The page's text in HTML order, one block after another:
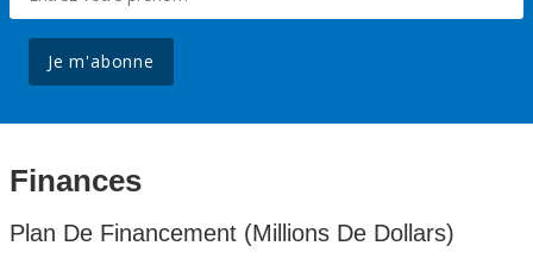
Je m'abonne
Finances
Plan De Financement (Millions De Dollars)